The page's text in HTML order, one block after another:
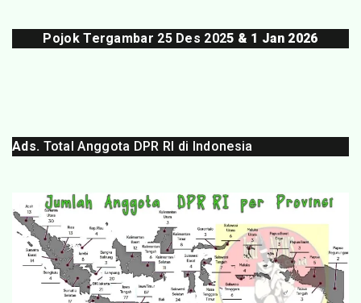
Pojok Tergambar 25 Des 2025 & 1 Jan 2026
Ads. Total Anggota DPR RI di Indonesia